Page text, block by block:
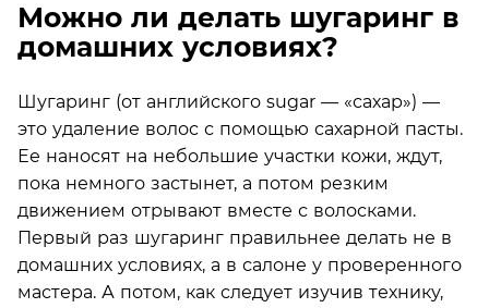
Можно ли делать шугаринг в
домашних условиях?
Шугаринг (от английского sugar — «сахар») —
это удаление волос с помощью сахарной пасты.
Ее наносят на небольшие участки кожи, ждут,
пока немного застынет, а потом резким
движением отрывают вместе с волосками.
Первый раз шугаринг правильнее делать не в
домашних условиях, а в салоне у проверенного
мастера. А потом, как следует изучив технику,